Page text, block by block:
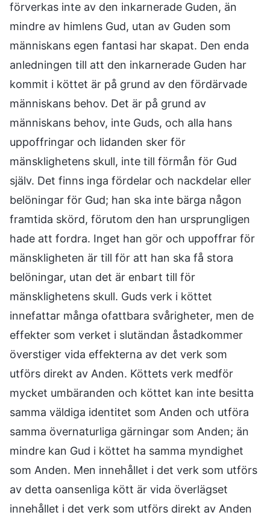
förverkas inte av den inkarnerade Guden, än
mindre av himlens Gud, utan av Guden som
människans egen fantasi har skapat. Den enda
anledningen till att den inkarnerade Guden har
kommit i köttet är på grund av den fördärvade
människans behov. Det är på grund av
människans behov, inte Guds, och alla hans
uppoffringar och lidanden sker för
mänsklighetens skull, inte till förmån för Gud
själv. Det finns inga fördelar och nackdelar eller
belöningar för Gud; han ska inte bärga någon
framtida skörd, förutom den han ursprungligen
hade att fordra. Inget han gör och uppoffrar för
mänskligheten är till för att han ska få stora
belöningar, utan det är enbart till för
mänsklighetens skull. Guds verk i köttet
innefattar många ofattbara svårigheter, men de
effekter som verket i slutändan åstadkommer
överstiger vida effekterna av det verk som
utförs direkt av Anden. Köttets verk medför
mycket umbäranden och köttet kan inte besitta
samma väldiga identitet som Anden och utföra
samma övernaturliga gärningar som Anden; än
mindre kan Gud i köttet ha samma myndighet
som Anden. Men innehållet i det verk som utförs
av detta oansenliga kött är vida överlägset
innehållet i det verk som utförs direkt av Anden